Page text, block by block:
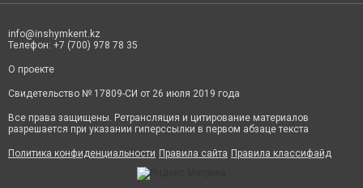
info@inshymkent.kz
Телефон: +7 (700) 978 78 35
О проекте
Свидетельство № 17809-СИ от 26 июля 2019 года
Все права защищены. Ретрансляция и цитирование материалов
разрешается при указании гиперссылки в первом абзаце текста
Политика конфиденциальности Правила сайта Правила классифайд